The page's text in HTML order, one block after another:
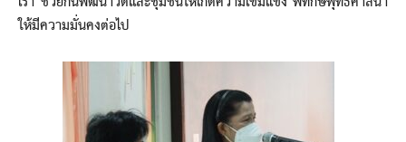
ให้มีความมั่นคงต่อไป